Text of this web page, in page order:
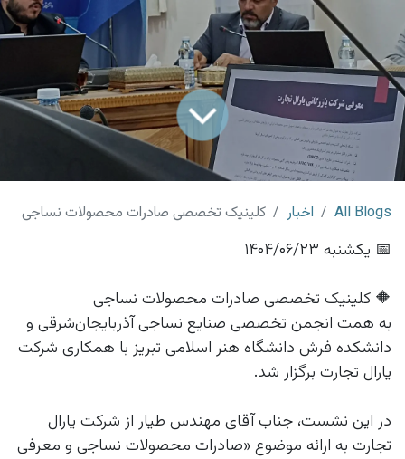
All Blogs اخبار کلینیک تخصصی صادرات محصولات نساجی
📅 یکشنبه ۱۴۰۴/۰۶/۲۳
🔶 کلینیک تخصصی صادرات محصولات نساجی
به همت انجمن تخصصی صنایع نساجی آذربایجان‌شرقی و
دانشکده فرش دانشگاه هنر اسلامی تبریز با همکاری شرکت
یارال تجارت برگزار شد.
در این نشست، جناب آقای مهندس طیار از شرکت یارال
تجارت به ارائه موضوع «صادرات محصولات نساجی و معرفی